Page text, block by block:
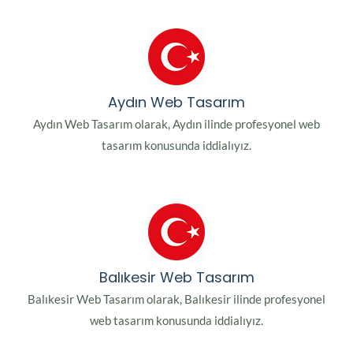
Aydın Web Tasarım
Aydın Web Tasarım olarak, Aydın ilinde profesyonel web
tasarım konusunda iddialıyız.
Balıkesir Web Tasarım
Balıkesir Web Tasarım olarak, Balıkesir ilinde profesyonel
web tasarım konusunda iddialıyız.